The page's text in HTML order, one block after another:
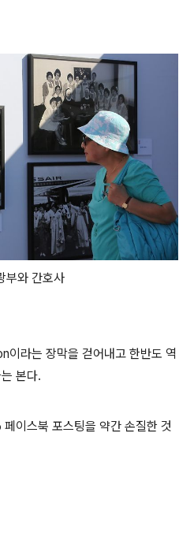
부와 간호사
이라는 장막을 걷어내고 한반도 역
본다.
이스북 포스팅을 약간 손질한 것